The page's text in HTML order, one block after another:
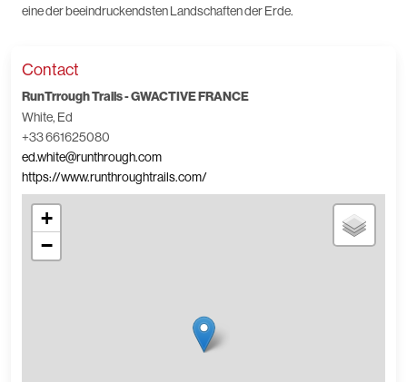
eine der beeindruckendsten Landschaften der Erde.
Contact
RunTrrough Trails - GWACTIVE FRANCE
White, Ed
+33 661625080
ed.white@runthrough.com
https://www.runthroughtrails.com/
+
−